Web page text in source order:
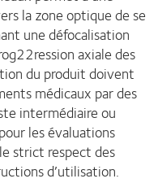
la zone optique de se
une défocalisation
axiale des
du produit doivent
médicaux par des
intermédiaire ou
les évaluations
strict respect des
d’utilisation.